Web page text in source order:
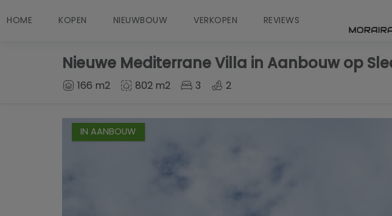
HOME KOPEN NIEUWBOUW VERKOPEN REVIEWS
Nieuwe Mediterrane Villa in Aanbouw op
166 m2 802 m2 3 2
IN AANBOUW